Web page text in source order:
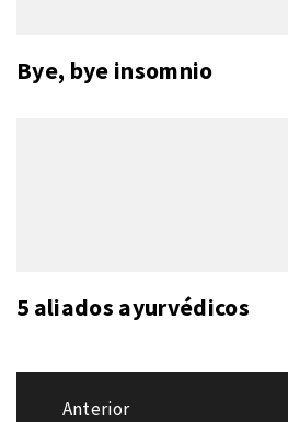
Bye, bye insomnio
5 aliados ayurvédicos
Navegación
Anterior